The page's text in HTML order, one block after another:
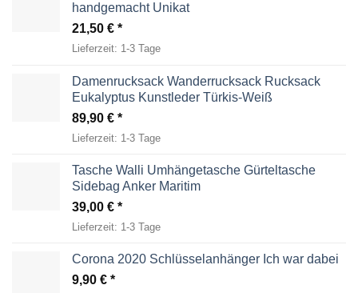
handgemacht Unikat
21,50 €
Lieferzeit: 1-3 Tage
Damenrucksack Wanderrucksack Rucksack
Eukalyptus Kunstleder Türkis-Weiß
89,90 €
Lieferzeit: 1-3 Tage
Tasche Walli Umhängetasche Gürteltasche
Sidebag Anker Maritim
39,00 €
Lieferzeit: 1-3 Tage
Corona 2020 Schlüsselanhänger Ich war dabei
9,90 €